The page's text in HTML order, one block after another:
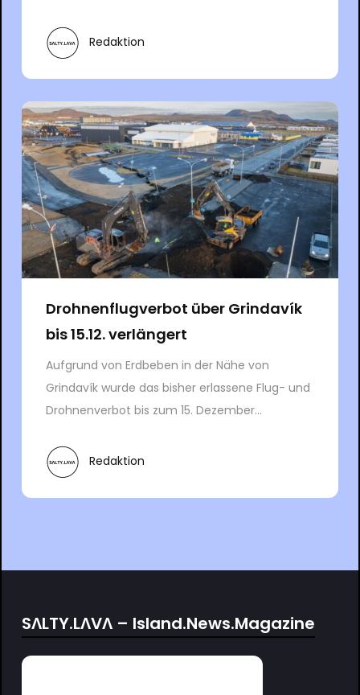
Redaktion
Drohnenflugverbot über Grindavík
bis 15.12. verlängert
Aufgrund von Erdbeben in der Nähe von
Grindavík wurde das bisher erlassene Flug- und
Drohnenverbot bis zum 15. Dezember...
Redaktion
SΛLTY.LΛVΛ – Island.News.Magazine